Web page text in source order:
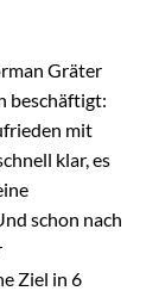
Gräter
beschäftigt:
mit
klar, es
schon nach
Ziel in 6